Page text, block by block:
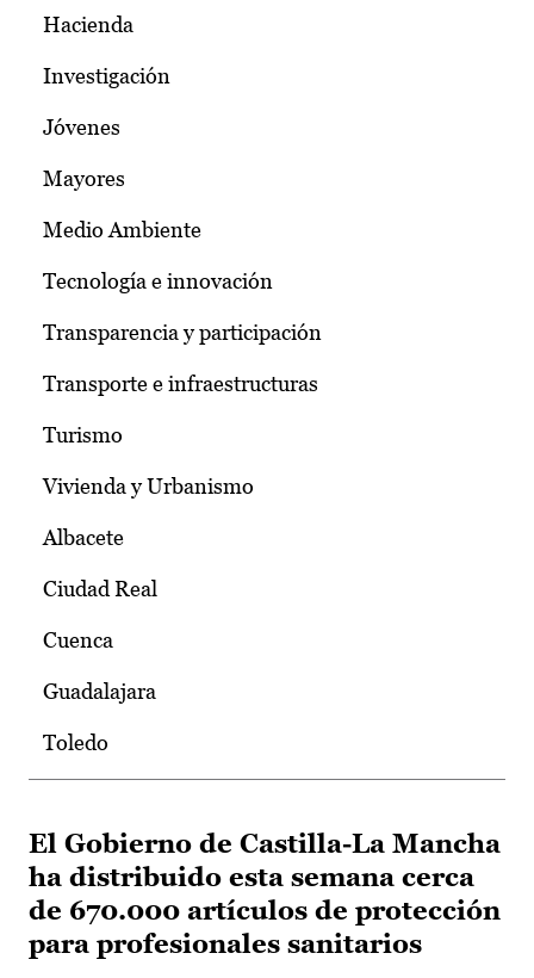
Hacienda
Investigación
Jóvenes
Mayores
Medio Ambiente
Tecnología e innovación
Transparencia y participación
Transporte e infraestructuras
Turismo
Vivienda y Urbanismo
Albacete
Ciudad Real
Cuenca
Guadalajara
Toledo
El Gobierno de Castilla-La Mancha
ha distribuido esta semana cerca
de 670.000 artículos de protección
para profesionales sanitarios